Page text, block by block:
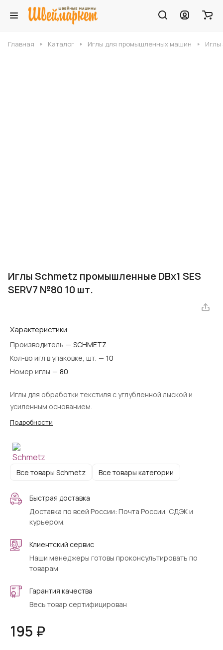
Главная Каталог Иглы для промышленных машин Иглы
Иглы Schmetz промышленные DBx1 SES
SERV7 №80 10 шт.
Характеристики
Производитель — SCHMETZ
Кол-во игл в упаковке, шт. — 10
Номер иглы — 80
Иглы для обработки текстиля с углубленной лыской и
усиленным основанием.
Подробности
Все товары Schmetz Все товары категории
Быстрая доставка
Доставка по всей России: Почта России, СДЭК и
курьером.
Клиентский сервис
Наши менеджеры готовы проконсультировать по
товарам
Гарантия качества
Весь товар сертифицирован
195 ₽